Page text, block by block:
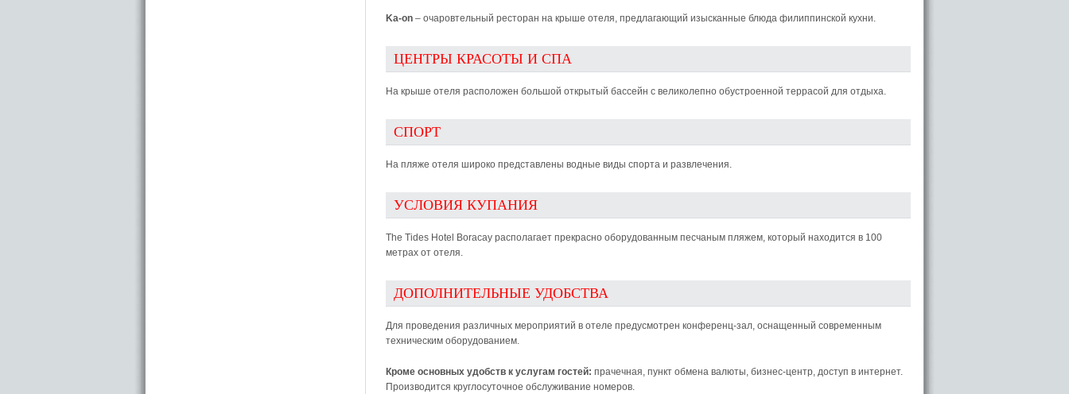
Ka-on – очаровтельный ресторан на крыше отеля, предлагающий изысканные блюда филиппинской кухни.
ЦЕНТРЫ КРАСОТЫ И СПА
На крыше отеля расположен большой открытый бассейн с великолепно обустроенной террасой для отдыха.
СПОРТ
На пляже отеля широко представлены водные виды спорта и развлечения.
УСЛОВИЯ КУПАНИЯ
The Tides Hotel Boracay располагает прекрасно оборудованным песчаным пляжем, который находится в 100
метрах от отеля.
ДОПОЛНИТЕЛЬНЫЕ УДОБСТВА
Для проведения различных мероприятий в отеле предусмотрен конференц-зал, оснащенный современным
техническим оборудованием.
Кроме основных удобств к услугам гостей: прачечная, пункт обмена валюты, бизнес-центр, доступ в интернет.
Производится круглосуточное обслуживание номеров.